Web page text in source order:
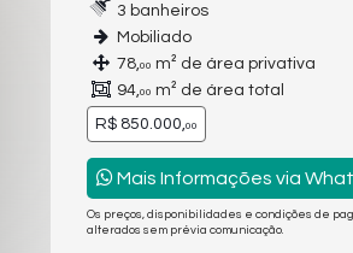
3 banheiros
Mobiliado
78,00 m² de área privativa
94,00 m² de área total
R$ 850.000,00
Mais Informações via
Os preços, disponibilidades e condições de
alterados sem prévia comunicação.